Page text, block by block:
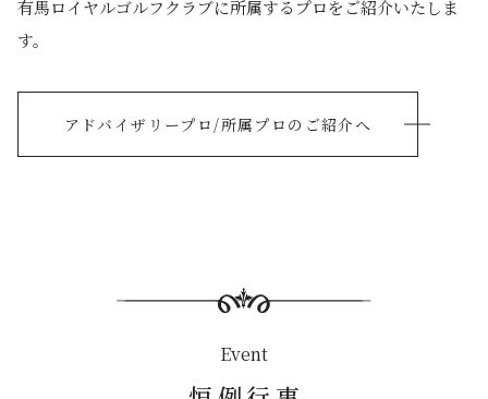
有馬ロイヤルゴルフクラブに所属するプロをご紹介いたしま
す。
アドバイザリープロ/所属プロのご紹介へ
Event